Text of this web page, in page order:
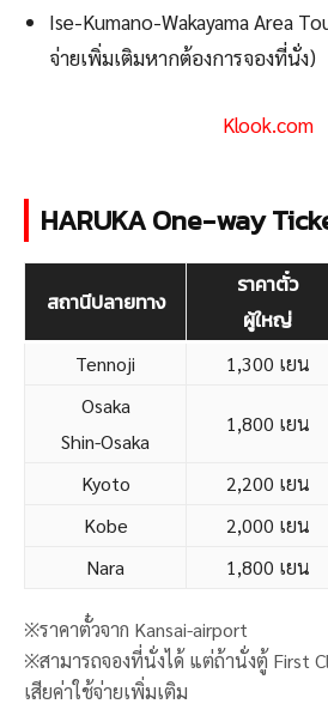
Ise-Kumano-Wakayama Area
จ่ายเพิ่มเติมหากต้องการจองที่นั่ง)
Klook.com
HARUKA One-way
สถานีปลายทาง
ราคาตั๋ว
ผู้ใหญ่
Tennoji 1,300 เยน
Osaka
Shin-Osaka
1,800 เยน
Kyoto 2,200 เยน
Kobe
2,000 เยน
Nara
1,800 เยน
※ราคาตั๋วจาก Kansai-airport
※สามารถจองที่นั่งได้ แต่ถ้านั่งตู้ First
เสียค่าใช้จ่ายเพิ่มเติม